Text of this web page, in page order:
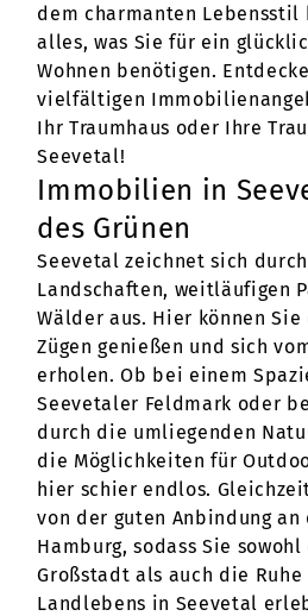
dem charmanten
alles, was Sie für ein
Wohnen benötigen.
vielfältigen
Ihr Traumhaus oder Ihre
Seevetal!
Immobilien in
des Grünen
Seevetal zeichnet sich
Landschaften, weitläufigen
Wälder aus. Hier können
Zügen genießen und sich
erholen. Ob bei einem
Seevetaler Feldmark oder
durch die umliegenden
die Möglichkeiten für
hier schier endlos.
von der guten Anbindung
Hamburg, sodass Sie
Großstadt als auch die
Landlebens in Seevetal